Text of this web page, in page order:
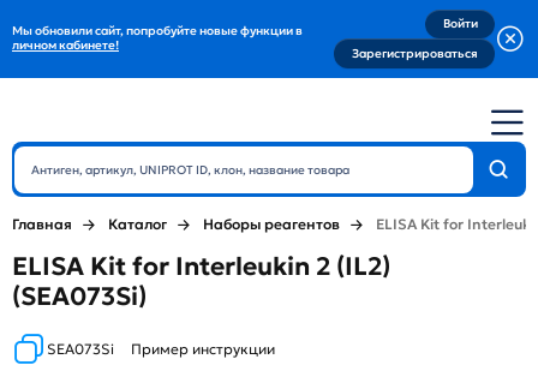
Мы обновили сайт, попробуйте новые функции в
личном кабинете!
Войти
Зарегистрироваться
Главная Каталог Наборы реагентов ELISA Kit for
ELISA Kit for Interleukin 2 (IL2)
(SEA073Si)
SEA073Si Пример инструкции